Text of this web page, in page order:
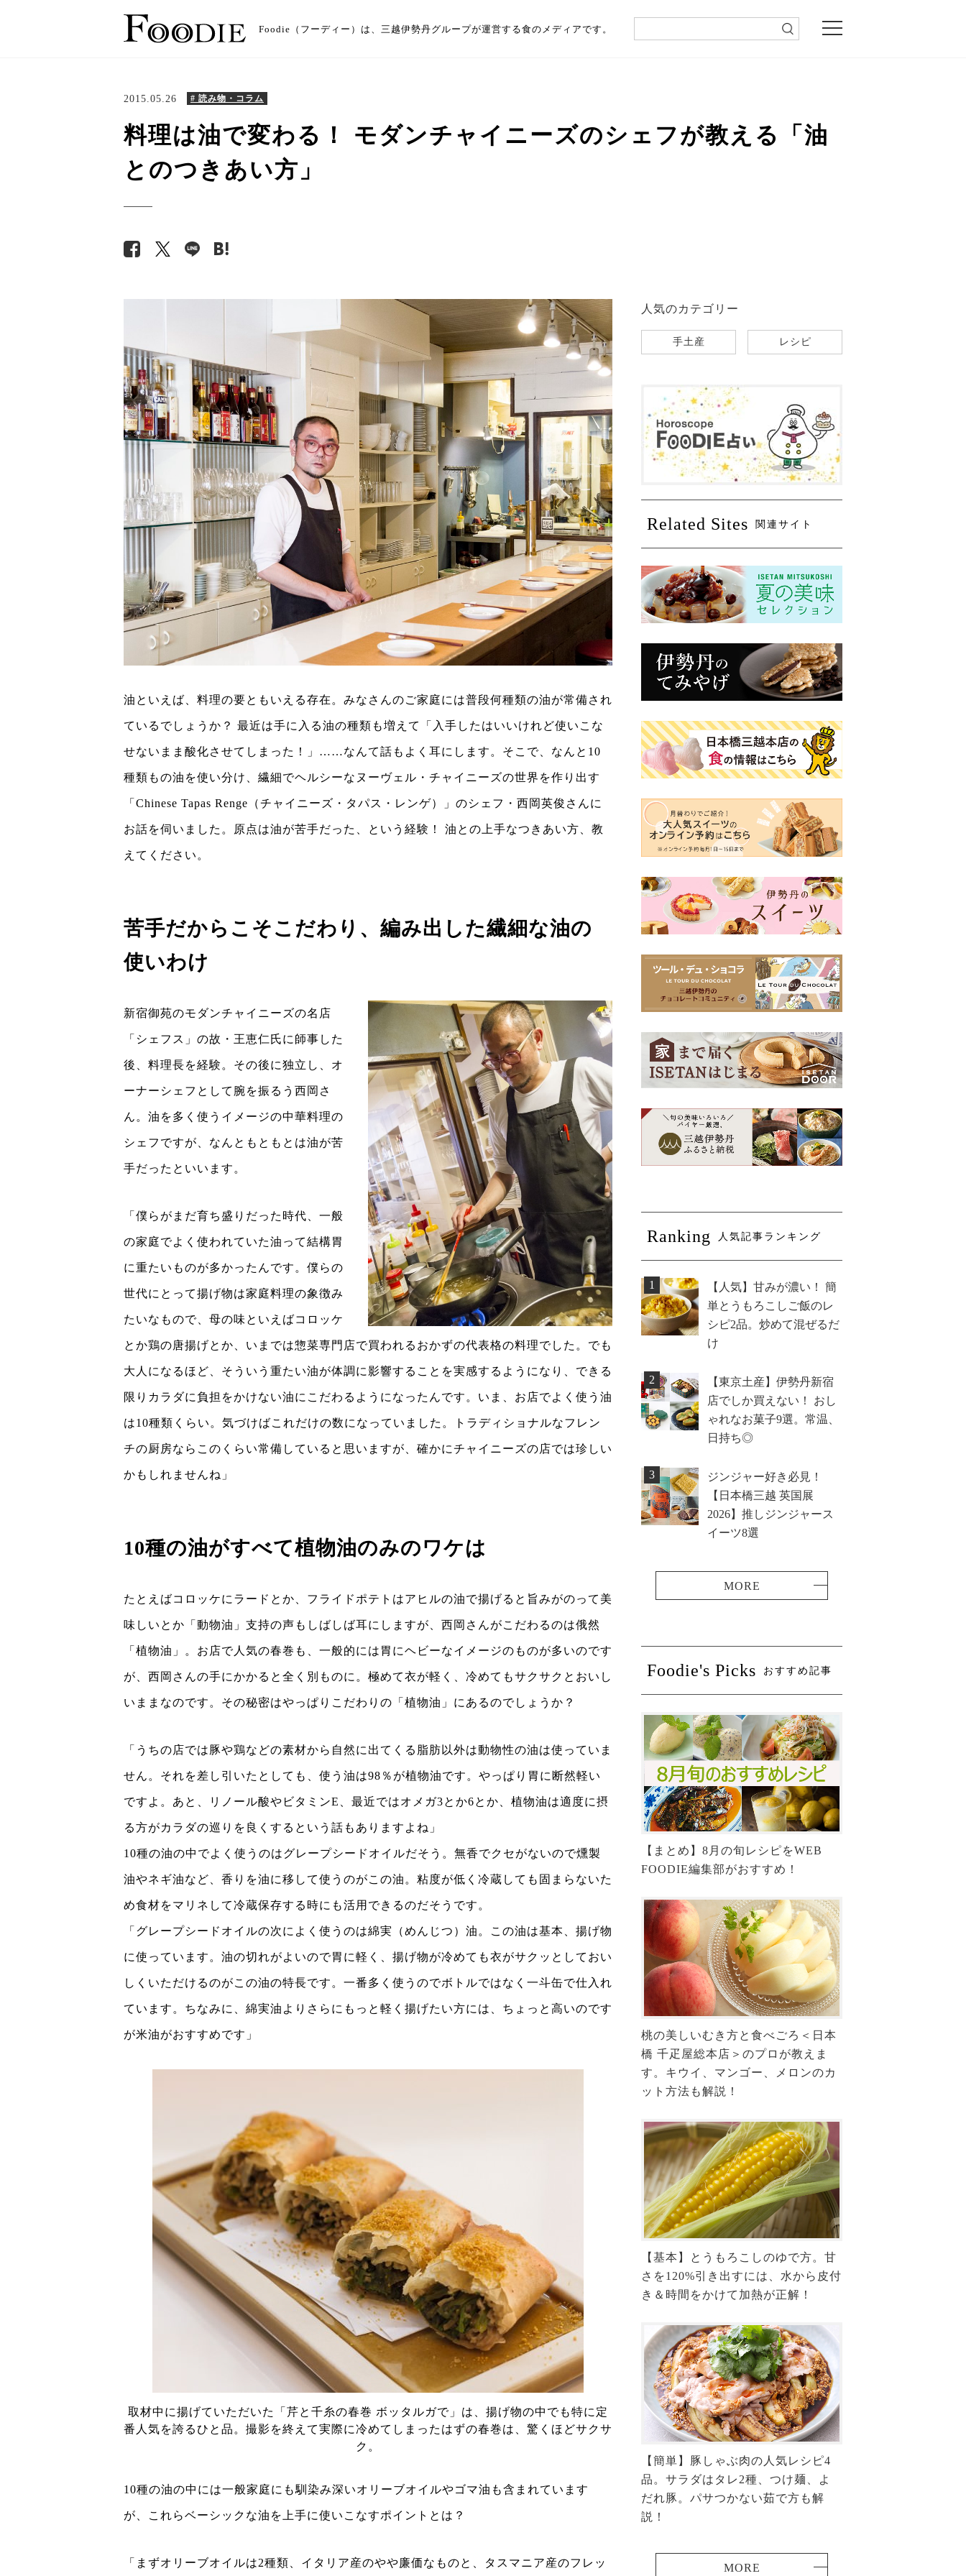
Foodie（フーディー）は、三越伊勢丹グループが運営する食のメディアです。
2015.05.26 # 読み物・コラム
料理は油で変わる！ モダンチャイニーズのシェフが教える「油
とのつきあい方」
油といえば、料理の要ともいえる存在。みなさんのご家庭には普段何種類の油が常備され
ているでしょうか？ 最近は手に入る油の種類も増えて「入手したはいいけれど使いこな
せないまま酸化させてしまった！」……なんて話もよく耳にします。そこで、なんと10
種類もの油を使い分け、繊細でヘルシーなヌーヴェル・チャイニーズの世界を作り出す
「Chinese Tapas Renge（チャイニーズ・タパス・レンゲ）」のシェフ・西岡英俊さんに
お話を伺いました。原点は油が苦手だった、という経験！ 油との上手なつきあい方、教
えてください。
苦手だからこそこだわり、編み出した繊細な油の
使いわけ
新宿御苑のモダンチャイニーズの名店
「シェフス」の故・王恵仁氏に師事した
後、料理長を経験。その後に独立し、オ
ーナーシェフとして腕を振るう西岡さ
ん。油を多く使うイメージの中華料理の
シェフですが、なんともともとは油が苦
手だったといいます。
「僕らがまだ育ち盛りだった時代、一般
の家庭でよく使われていた油って結構胃
に重たいものが多かったんです。僕らの
世代にとって揚げ物は家庭料理の象徴み
たいなもので、母の味といえばコロッケ
とか鶏の唐揚げとか、いまでは惣菜専門店で買われるおかずの代表格の料理でした。でも
大人になるほど、そういう重たい油が体調に影響することを実感するようになり、できる
限りカラダに負担をかけない油にこだわるようになったんです。いま、お店でよく使う油
は10種類くらい。気づけばこれだけの数になっていました。トラディショナルなフレン
チの厨房ならこのくらい常備していると思いますが、確かにチャイニーズの店では珍しい
かもしれませんね」
10種の油がすべて植物油のみのワケは
たとえばコロッケにラードとか、フライドポテトはアヒルの油で揚げると旨みがのって美
味しいとか「動物油」支持の声もしばしば耳にしますが、西岡さんがこだわるのは俄然
「植物油」。お店で人気の春巻も、一般的には胃にヘビーなイメージのものが多いのです
が、西岡さんの手にかかると全く別ものに。極めて衣が軽く、冷めてもサクサクとおいし
いままなのです。その秘密はやっぱりこだわりの「植物油」にあるのでしょうか？
「うちの店では豚や鶏などの素材から自然に出てくる脂肪以外は動物性の油は使っていま
せん。それを差し引いたとしても、使う油は98％が植物油です。やっぱり胃に断然軽い
ですよ。あと、リノール酸やビタミンE、最近ではオメガ3とか6とか、植物油は適度に摂
る方がカラダの巡りを良くするという話もありますよね」
10種の油の中でよく使うのはグレープシードオイルだそう。無香でクセがないので燻製
油やネギ油など、香りを油に移して使うのがこの油。粘度が低く冷蔵しても固まらないた
め食材をマリネして冷蔵保存する時にも活用できるのだそうです。
「グレープシードオイルの次によく使うのは綿実（めんじつ）油。この油は基本、揚げ物
に使っています。油の切れがよいので胃に軽く、揚げ物が冷めても衣がサクッとしておい
しくいただけるのがこの油の特長です。一番多く使うのでボトルではなく一斗缶で仕入れ
ています。ちなみに、綿実油よりさらにもっと軽く揚げたい方には、ちょっと高いのです
が米油がおすすめです」
取材中に揚げていただいた「芹と千糸の春巻 ボッタルガで」は、揚げ物の中でも特に定
番人気を誇るひと品。撮影を終えて実際に冷めてしまったはずの春巻は、驚くほどサクサ
ク。
10種の油の中には一般家庭にも馴染み深いオリーブオイルやゴマ油も含まれています
が、これらベーシックな油を上手に使いこなすポイントとは？
「まずオリーブオイルは2種類、イタリア産のやや廉価なものと、タスマニア産のフレッ
人気のカテゴリー
手土産 レシピ
Related Sites 関連サイト
Ranking 人気記事ランキング
1
【人気】甘みが濃い！ 簡
単とうもろこしご飯のレ
シピ2品。炒めて混ぜるだ
け
2
【東京土産】伊勢丹新宿
店でしか買えない！ おし
ゃれなお菓子9選。常温、
日持ち◎
3
ジンジャー好き必見！
【日本橋三越 英国展
2026】推しジンジャース
イーツ8選
Foodie's Picks おすすめ記事
【まとめ】8月の旬レシピをWEB
FOODIE編集部がおすすめ！
桃の美しいむき方と食べごろ＜日本
橋 千疋屋総本店＞のプロが教えま
す。キウイ、マンゴー、メロンのカ
ット方法も解説！
【基本】とうもろこしのゆで方。甘
さを120%引き出すには、水から皮付
き＆時間をかけて加熱が正解！
【簡単】豚しゃぶ肉の人気レシピ4
品。サラダはタレ2種、つけ麺、よ
だれ豚。パサつかない茹で方も解
説！
MORE